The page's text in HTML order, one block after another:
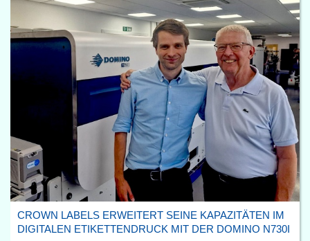
CROWN LABELS ERWEITERT SEINE KAPAZITÄTEN IM
DIGITALEN ETIKETTENDRUCK MIT DER DOMINO N730I